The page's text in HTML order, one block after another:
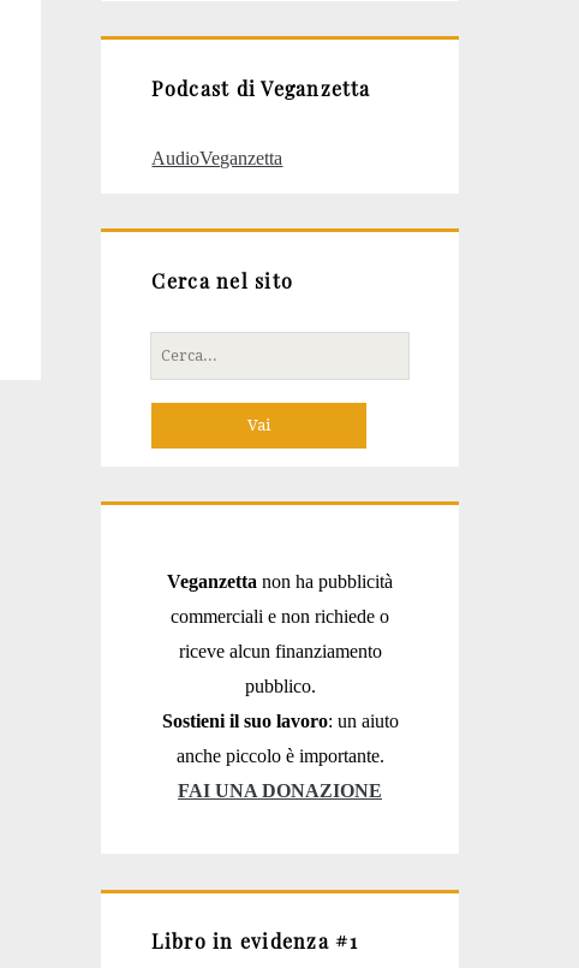
Podcast di Veganzetta
AudioVeganzetta
Cerca nel sito
Cerca
per:
Veganzetta non ha pubblicità
commerciali e non richiede o
riceve alcun finanziamento
pubblico.
Sostieni il suo lavoro: un aiuto
anche piccolo è importante.
FAI UNA DONAZIONE
Libro in evidenza #1